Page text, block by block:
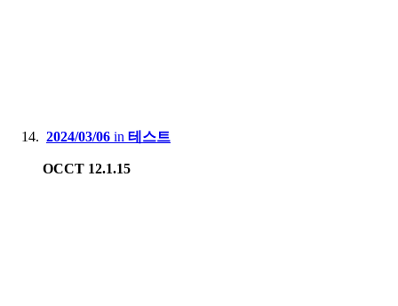
2024/03/06 in 테스트
OCCT 12.1.15